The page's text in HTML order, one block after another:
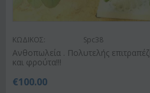
ΚΩΔΙΚΟΣ: Spc38
Ανθοπωλεία . Πολυτελής
και φρούτα!!!
€100.00